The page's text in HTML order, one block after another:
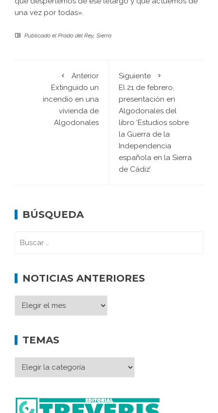
una vez por todas».
Publicado el Prado del Rey, Sierra
Anterior
Extinguido un
incendio en una
vivienda de
Algodonales
Siguiente
El 21 de febrero,
presentación en
Algodonales del
libro ‘Estudios sobre
la Guerra de la
Independencia
española en la Sierra
de Cádiz’
BÚSQUEDA
NOTICIAS ANTERIORES
TEMAS